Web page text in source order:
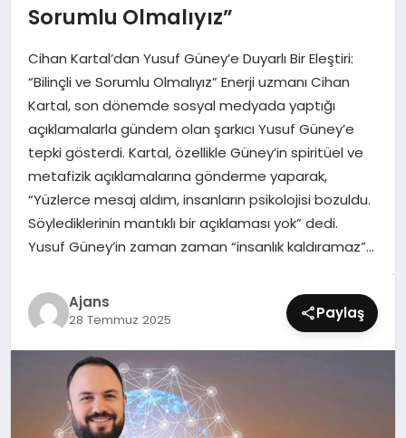
MAGAZIN
SAĞLIK
SIYASET
SPOR
TEKNOLOJI
YAŞAM
Sorumlu Olmalıyız”
Cihan Kartal’dan Yusuf Güney’e Duyarlı Bir Eleştiri:
“Bilinçli ve Sorumlu Olmalıyız” Enerji uzmanı Cihan
Kartal, son dönemde sosyal medyada yaptığı
açıklamalarla gündem olan şarkıcı Yusuf Güney’e
tepki gösterdi. Kartal, özellikle Güney’in spiritüel ve
metafizik açıklamalarına gönderme yaparak,
“Yüzlerce mesaj aldım, insanların psikolojisi bozuldu.
Söylediklerinin mantıklı bir açıklaması yok” dedi.
Yusuf Güney’in zaman zaman “insanlık kaldıramaz”…
Ajans
28 Temmuz 2025 Paylaş